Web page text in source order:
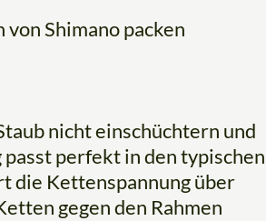
Shimano packen
nicht einschüchtern und
perfekt in den typischen
die Kettenspannung über
gegen den Rahmen